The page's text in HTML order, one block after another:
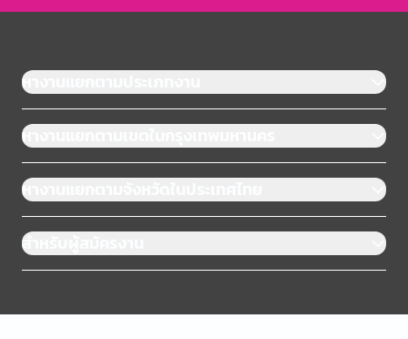
หางานแยกตามประเภทงาน
หางานแยกตามเขตในกรุงเทพมหานคร
หางานแยกตามจังหวัดในประเทศไทย
สำหรับผู้สมัครงาน